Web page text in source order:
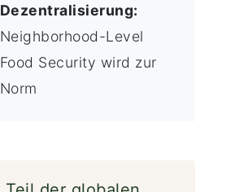
Dezentralisierung:
Neighborhood-Level
Food Security wird zur
Norm